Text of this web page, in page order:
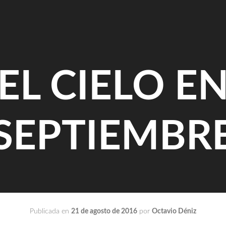
EL CIELO EN
Publicada en 21 de agosto de 2016 por Octavio Déniz